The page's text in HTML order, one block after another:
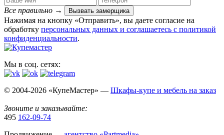
Все правильно → Вызвать замерщика
Нажимая на кнопку «Отправить», вы даете согласие на
обработку персональных данных​ и соглашаетесь c политикой
конфиденциальности.
Мы в соц. сетях:
© 2004-2026 «КупеМастер» — Шкафы-купе и мебель на заказ
Звоните и заказывайте:
495 162-09-74